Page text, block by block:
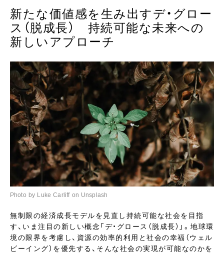
新たな価値感を生み出すデ・グロー
ス（脱成長） 持続可能な未来への
新しいアプローチ
Photo by Luke Carliff on Unsplash
無制限の経済成長モデルを見直し持続可能な社会を目指
す、いま注目の新しい概念「デ・グロース（脱成長）」。地球環
境の限界を考慮し、資源の効率的利用と社会の幸福（ウェル
ビーイング）を優先する、そんな社会の実現が可能なのかを